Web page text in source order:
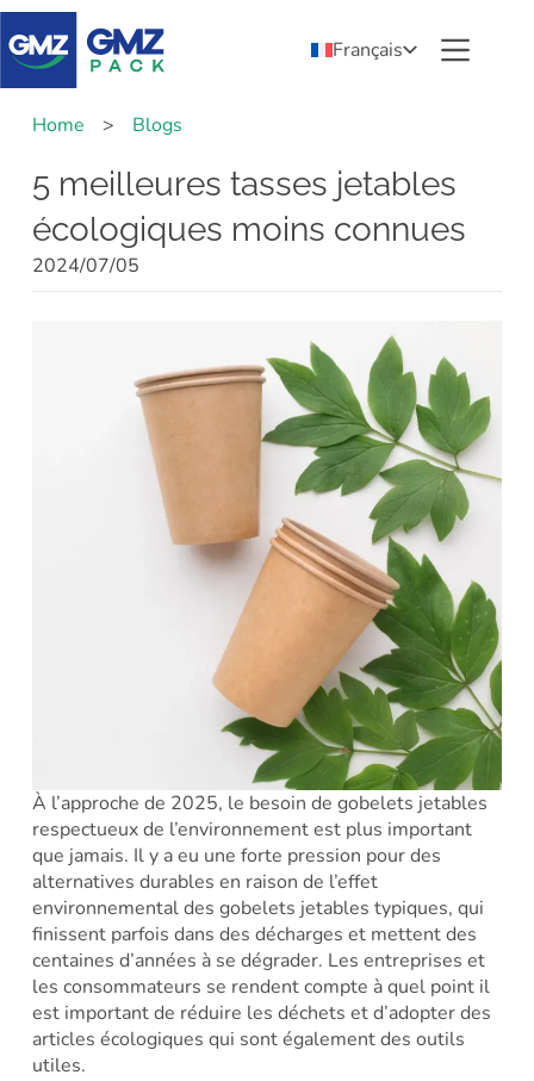
Français
Home > Blogs
5 meilleures tasses jetables
écologiques moins connues
2024/07/05
À l’approche de 2025, le besoin de gobelets jetables
respectueux de l’environnement est plus important
que jamais. Il y a eu une forte pression pour des
alternatives durables en raison de l’effet
environnemental des gobelets jetables typiques, qui
finissent parfois dans des décharges et mettent des
centaines d’années à se dégrader. Les entreprises et
les consommateurs se rendent compte à quel point il
est important de réduire les déchets et d’adopter des
articles écologiques qui sont également des outils
utiles.